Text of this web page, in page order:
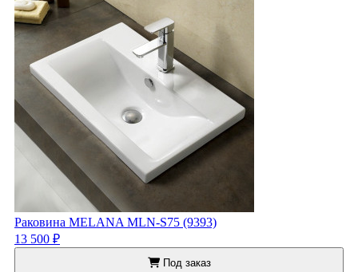
Раковина MELANA MLN-S75 (9393)
13 500 ₽
Под заказ